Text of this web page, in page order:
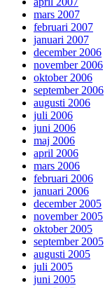
mars 2007
februari 2007
januari 2007
december 2006
november 2006
oktober 2006
september 2006
augusti 2006
juli 2006
juni 2006
maj 2006
april 2006
mars 2006
februari 2006
januari 2006
december 2005
november 2005
oktober 2005
september 2005
augusti 2005
juli 2005
juni 2005